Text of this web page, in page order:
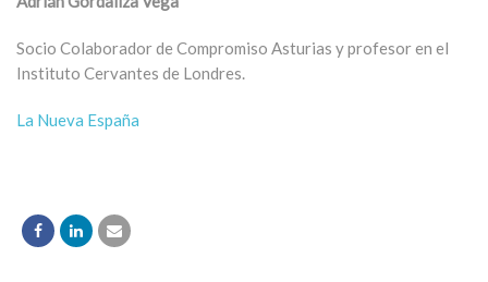
Socio Colaborador de Compromiso Asturias y profesor en el
Instituto Cervantes de Londres.
La Nueva España